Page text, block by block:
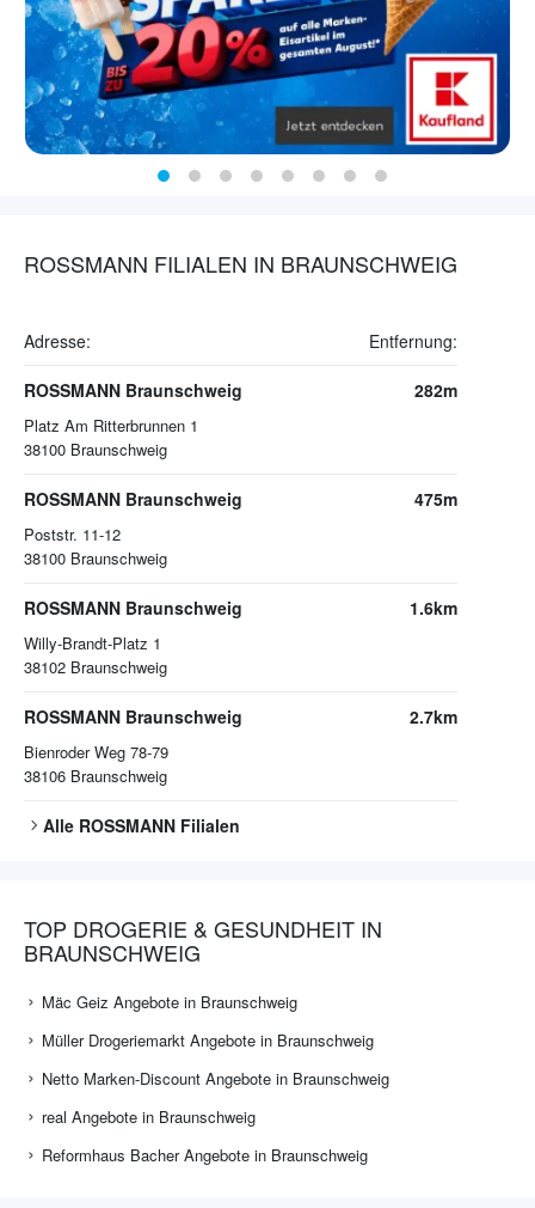
ROSSMANN FILIALEN IN BRAUNSCHWEIG
Adresse: Entfernung:
ROSSMANN Braunschweig
Platz Am Ritterbrunnen 1
38100 Braunschweig
282m
ROSSMANN Braunschweig
Poststr. 11-12
38100 Braunschweig
475m
ROSSMANN Braunschweig
Willy-Brandt-Platz 1
38102 Braunschweig
1.6km
ROSSMANN Braunschweig
Bienroder Weg 78-79
38106 Braunschweig
2.7km
Alle ROSSMANN Filialen
TOP DROGERIE & GESUNDHEIT IN
BRAUNSCHWEIG
Mäc Geiz Angebote in Braunschweig
Müller Drogeriemarkt Angebote in Braunschweig
Netto Marken-Discount Angebote in Braunschweig
real Angebote in Braunschweig
Reformhaus Bacher Angebote in Braunschweig